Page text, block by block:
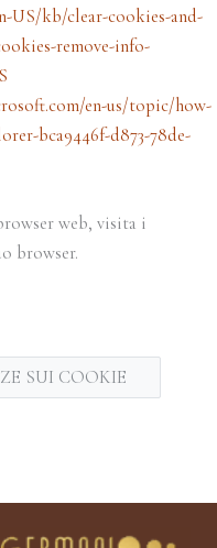
US/kb/clear-cookies-and-
remove-info-
en-us/topic/how-
bca9446f-d873-78de-
web, visita i
browser.
SUI COOKIE